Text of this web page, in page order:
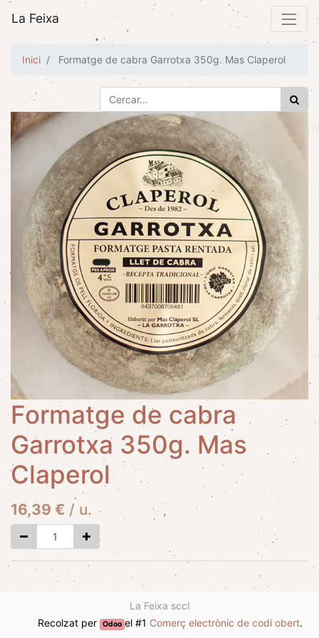
La Feixa
Inici Formatge de cabra Garrotxa 350g. Mas Claperol
Formatge de cabra
Garrotxa 350g. Mas
Claperol
16,39 € / u.
La Feixa sccl
Recolzat per
Odoo el #1 Comerç electrònic de codi obert.